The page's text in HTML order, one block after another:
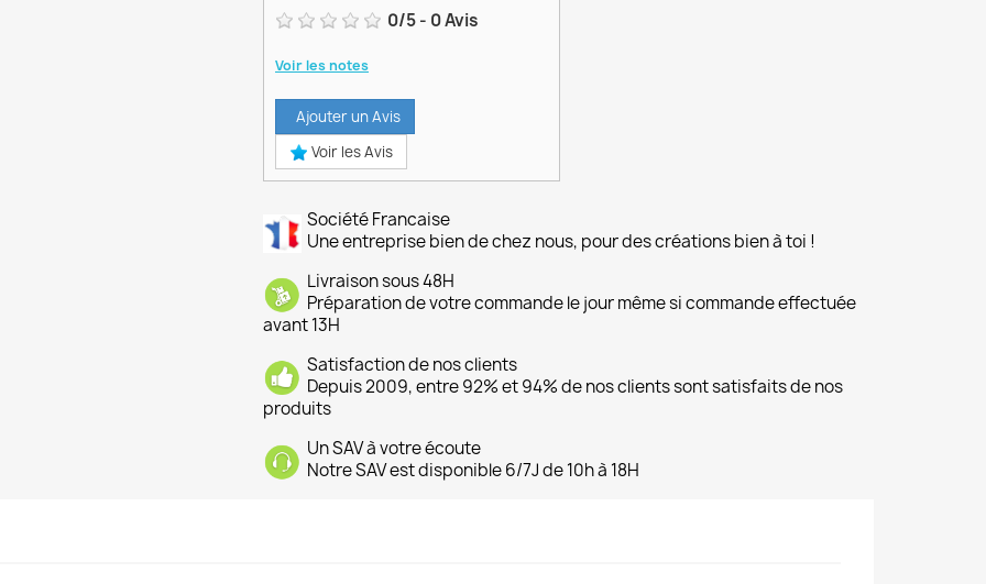
0/5- 0Avis
Voir les notes
Ajouter un Avis
Voir les Avis
Société Francaise
Une entreprise bien de chez nous, pour des créations bien à toi !
Livraison sous 48H
Préparation de votre commande le jour même si commande effectuée
avant 13H
Satisfaction de nos clients
Depuis 2009, entre 92% et 94% de nos clients sont satisfaits de nos
produits
Un SAV à votre écoute
Notre SAV est disponible 6/7J de 10h à 18H